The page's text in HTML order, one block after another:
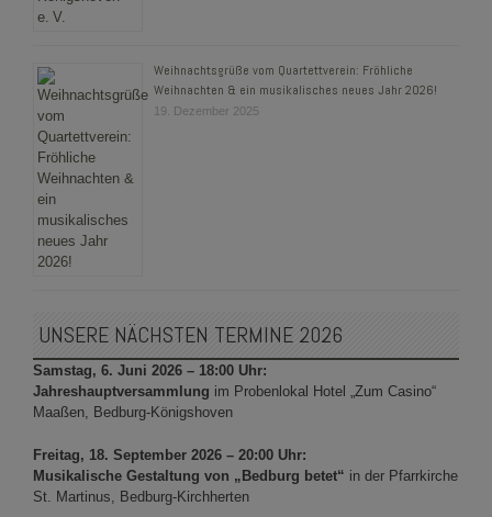
Weihnachtsgrüße vom Quartettverein: Fröhliche
Weihnachten & ein musikalisches neues Jahr 2026!
19. Dezember 2025
UNSERE NÄCHSTEN TERMINE 2026
Samstag, 6. Juni 2026 – 18:00 Uhr:
Jahreshauptversammlung im Probenlokal Hotel „Zum Casino“
Maaßen, Bedburg-Königshoven
Freitag, 18. September 2026 – 20:00 Uhr:
Musikalische Gestaltung von „Bedburg betet“ in der Pfarrkirche
St. Martinus, Bedburg-Kirchherten